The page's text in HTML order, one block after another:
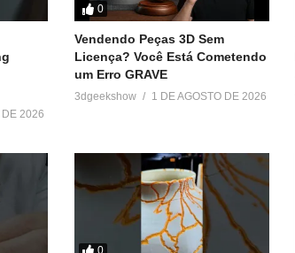
DE 2026
0
Vendendo Peças 3D Sem
Licença? Você Está Cometendo
um Erro GRAVE
3dgeekshow 1 DE AGOSTO DE 2026